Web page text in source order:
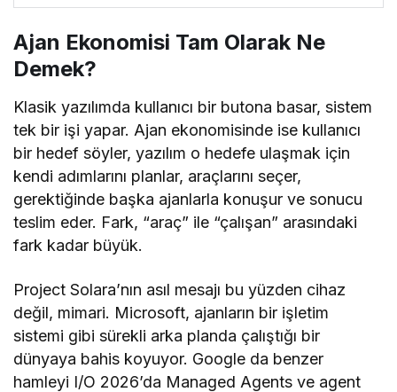
Ajan Ekonomisi Tam Olarak Ne
Demek?
Klasik yazılımda kullanıcı bir butona basar, sistem
tek bir işi yapar. Ajan ekonomisinde ise kullanıcı
bir hedef söyler, yazılım o hedefe ulaşmak için
kendi adımlarını planlar, araçlarını seçer,
gerektiğinde başka ajanlarla konuşur ve sonucu
teslim eder. Fark, “araç” ile “çalışan” arasındaki
fark kadar büyük.
Project Solara’nın asıl mesajı bu yüzden cihaz
değil, mimari. Microsoft, ajanların bir işletim
sistemi gibi sürekli arka planda çalıştığı bir
dünyaya bahis koyuyor. Google da benzer
hamleyi I/O 2026’da Managed Agents ve agent